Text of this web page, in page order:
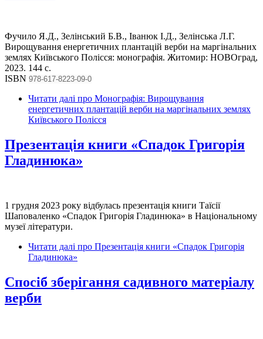
Фучило Я.Д., Зелінський Б.В., Іванюк І.Д., Зелінська Л.Г.
Вирощування енергетичних плантацій верби на маргінальних
землях Київського Полісся: монографія. Житомир: НОВОград,
2023. 144 с.
ISBN 978-617-8223-09-0
Читати далі про Монографія: Вирощування
енергетичних плантацій верби на маргінальних землях
Київського Полісся
Презентація книги «Спадок Григорія
Гладинюка»
1 грудня 2023 року відбулась презентація книги Таїсії
Шаповаленко «Спадок Григорія Гладинюка» в Національному
музеї літератури.
Читати далі про Презентація книги «Спадок Григорія
Гладинюка»
Спосіб зберігання садивного матеріалу
верби